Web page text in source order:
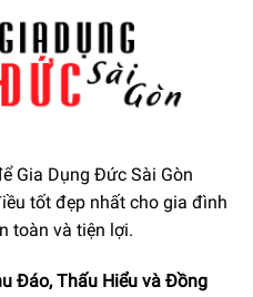
Gia Dụng Đức Sài Gòn
tốt đẹp nhất cho gia đình
toàn và tiện lợi.
Đáo, Thấu Hiểu và Đồng